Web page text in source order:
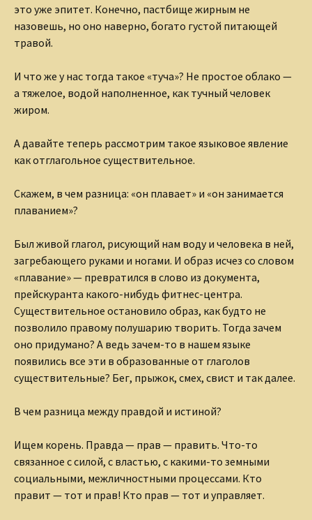
это уже эпитет. Конечно, пастбище жирным не
назовешь, но оно наверно, богато густой питающей
травой.
И что же у нас тогда такое «туча»? Не простое облако —
а тяжелое, водой наполненное, как тучный человек
жиром.
А давайте теперь рассмотрим такое языковое явление
как отглагольное существительное.
Скажем, в чем разница: «он плавает» и «он занимается
плаванием»?
Был живой глагол, рисующий нам воду и человека в ней,
загребающего руками и ногами. И образ исчез со словом
«плавание» — превратился в слово из документа,
прейскуранта какого-нибудь фитнес-центра.
Существительное остановило образ, как будто не
позволило правому полушарию творить. Тогда зачем
оно придумано? А ведь зачем-то в нашем языке
появились все эти в образованные от глаголов
существительные? Бег, прыжок, смех, свист и так далее.
В чем разница между правдой и истиной?
Ищем корень. Правда — прав — править. Что-то
связанное с силой, с властью, с какими-то земными
социальными, межличностными процессами. Кто
правит — тот и прав! Кто прав — тот и управляет.